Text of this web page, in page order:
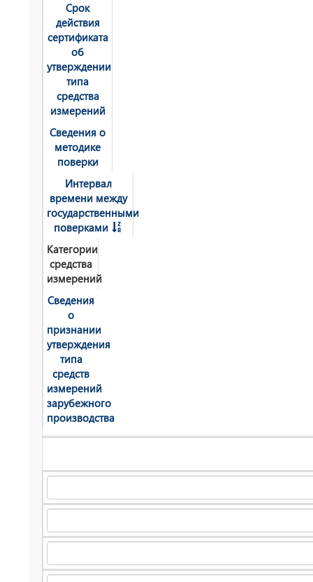
Срок
действия
сертификата
об
утверждении
типа
средства
измерений
Сведения о
методике
поверки
Интервал
времени между
государственными
поверками
Категории
средства
измерений
Сведения
о
признании
утверждения
типа
средств
измерений
зарубежного
производства